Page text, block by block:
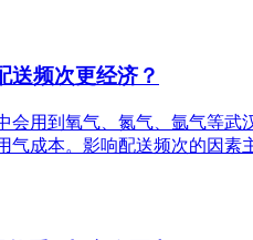
送频次更经济？
会用到氧气、氮气、氩气等
成本。影响配送频次的因素